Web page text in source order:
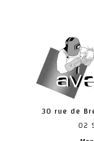
30 rue de
02